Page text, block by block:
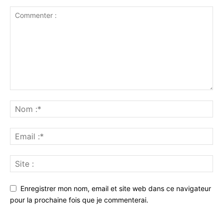
Enregistrer mon nom, email et site web dans ce navigateur
pour la prochaine fois que je commenterai.